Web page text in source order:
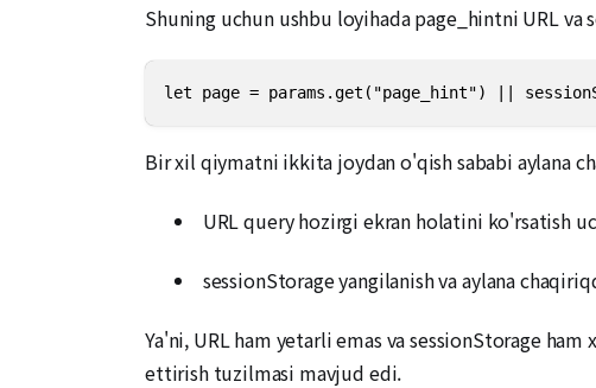
Shuning uchun ushbu loyihada page_hintni URL va
let page = params.get("page_hint") ||
Bir xil qiymatni ikkita joydan o'qish sababi aylana
URL query hozirgi ekran holatini ko'rsatish
sessionStorage yangilanish va aylana
Ya'ni, URL ham yetarli emas va sessionStorage
ettirish tuzilmasi mavjud edi.